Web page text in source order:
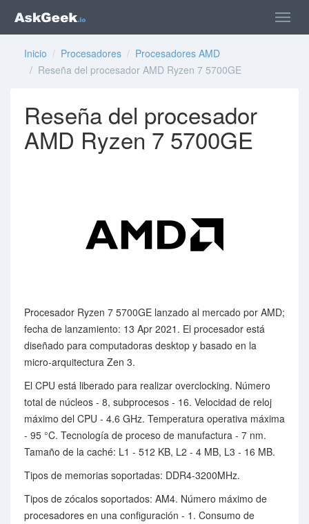
Inicio / Procesadores / Procesadores AMD
/ Reseña del procesador AMD Ryzen 7 5700GE
Reseña del procesador
AMD Ryzen 7 5700GE
Procesador Ryzen 7 5700GE lanzado al mercado por AMD;
fecha de lanzamiento: 13 Apr 2021. El procesador está
diseñado para computadoras desktop y basado en la
micro-arquitectura Zen 3.
El CPU está liberado para realizar overclocking. Número
total de núcleos - 8, subprocesos - 16. Velocidad de reloj
máximo del CPU - 4.6 GHz. Temperatura operativa máxima
- 95 °C. Tecnología de proceso de manufactura - 7 nm.
Tamaño de la caché: L1 - 512 KB, L2 - 4 MB, L3 - 16 MB.
Tipos de memorias soportadas: DDR4-3200MHz.
Tipos de zócalos soportados: AM4. Número máximo de
procesadores en una configuración - 1. Consumo de